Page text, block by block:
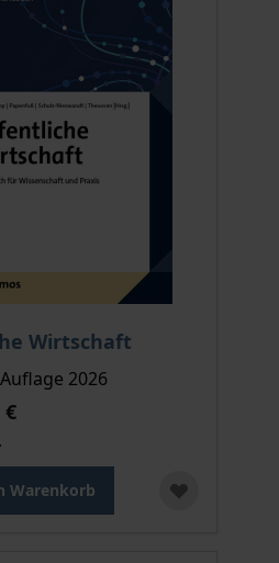
Produktoption auf der
Wirtschaft
Titels richtet sich nach
2026
€
Warenkorb